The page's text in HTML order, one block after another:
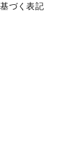
づく表記